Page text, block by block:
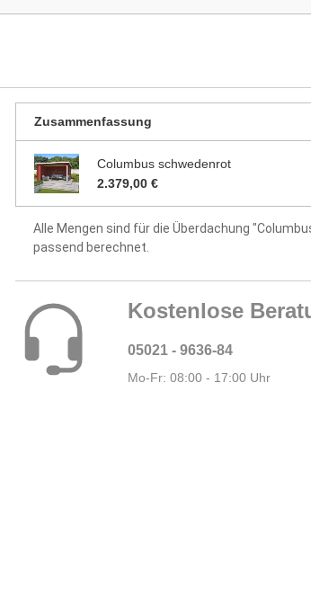
enthalten
Zusammenfassung
Columbus schwedenrot
2.379,00 €
Alle Mengen sind für die Überdachung
passend berechnet.
Kostenlose
05021 - 9636-84
Mo-Fr: 08:00 - 17:00 Uhr